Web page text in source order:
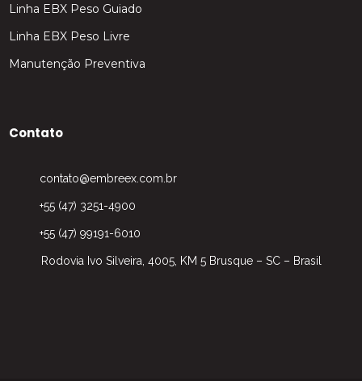
Linha EBX Peso Guiado
Linha EBX Peso Livre
Manutenção Preventiva
Contato
contato@embreex.com.br
+55 (47) 3251-4900
+55 (47) 99191-6010
Rodovia Ivo Silveira, 4005, KM 5 Brusque – SC – Brasil